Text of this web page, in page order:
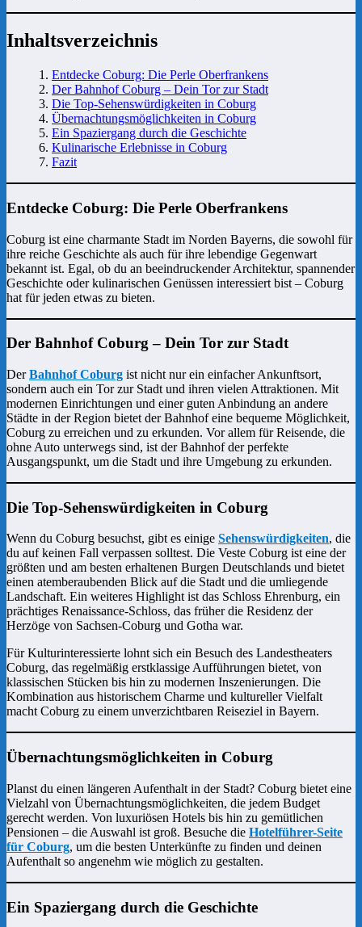
Inhaltsverzeichnis
Entdecke Coburg: Die Perle Oberfrankens
Der Bahnhof Coburg – Dein Tor zur Stadt
Die Top-Sehenswürdigkeiten in Coburg
Übernachtungsmöglichkeiten in Coburg
Ein Spaziergang durch die Geschichte
Kulinarische Erlebnisse in Coburg
Fazit
Entdecke Coburg: Die Perle Oberfrankens
Coburg ist eine charmante Stadt im Norden Bayerns, die sowohl für
ihre reiche Geschichte als auch für ihre lebendige Gegenwart
bekannt ist. Egal, ob du an beeindruckender Architektur, spannender
Geschichte oder kulinarischen Genüssen interessiert bist – Coburg
hat für jeden etwas zu bieten.
Der Bahnhof Coburg – Dein Tor zur Stadt
DerBahnhof Coburg ist nicht nur ein einfacher Ankunftsort,
sondern auch ein Tor zur Stadt und ihren vielen Attraktionen. Mit
modernen Einrichtungen und einer guten Anbindung an andere
Städte in der Region bietet der Bahnhof eine bequeme Möglichkeit,
Coburg zu erreichen und zu erkunden. Vor allem für Reisende, die
ohne Auto unterwegs sind, ist der Bahnhof der perfekte
Ausgangspunkt, um die Stadt und ihre Umgebung zu erkunden.
Die Top-Sehenswürdigkeiten in Coburg
Wenn du Coburg besuchst, gibt es einige Sehenswürdigkeiten, die
du auf keinen Fall verpassen solltest. Die Veste Coburg ist eine der
größten und am besten erhaltenen Burgen Deutschlands und bietet
einen atemberaubenden Blick auf die Stadt und die umliegende
Landschaft. Ein weiteres Highlight ist das Schloss Ehrenburg, ein
prächtiges Renaissance-Schloss, das früher die Residenz der
Herzöge von Sachsen-Coburg und Gotha war.
Für Kulturinteressierte lohnt sich ein Besuch des Landestheaters
Coburg, das regelmäßig erstklassige Aufführungen bietet, von
klassischen Stücken bis hin zu modernen Inszenierungen. Die
Kombination aus historischem Charme und kultureller Vielfalt
macht Coburg zu einem unverzichtbaren Reiseziel in Bayern.
Übernachtungsmöglichkeiten in Coburg
Planst du einen längeren Aufenthalt in der Stadt? Coburg bietet eine
Vielzahl von Übernachtungsmöglichkeiten, die jedem Budget
gerecht werden. Von luxuriösen Hotels bis hin zu gemütlichen
Pensionen – die Auswahl ist groß. Besuche die Hotelführer-Seite
für Coburg, um die besten Unterkünfte zu finden und deinen
Aufenthalt so angenehm wie möglich zu gestalten.
Ein Spaziergang durch die Geschichte